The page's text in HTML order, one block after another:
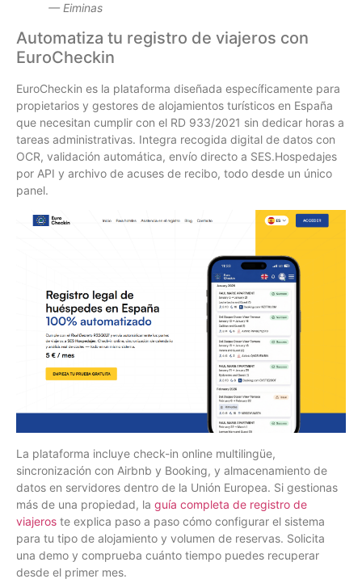
— Eiminas
Automatiza tu registro de viajeros con
EuroCheckin
EuroCheckin es la plataforma diseñada específicamente para
propietarios y gestores de alojamientos turísticos en España
que necesitan cumplir con el RD 933/2021 sin dedicar horas a
tareas administrativas. Integra recogida digital de datos con
OCR, validación automática, envío directo a SES.Hospedajes
por API y archivo de acuses de recibo, todo desde un único
panel.
La plataforma incluye check-in online multilingüe,
sincronización con Airbnb y Booking, y almacenamiento de
datos en servidores dentro de la Unión Europea. Si gestionas
más de una propiedad, la guía completa de registro de
viajeros te explica paso a paso cómo configurar el sistema
para tu tipo de alojamiento y volumen de reservas. Solicita
una demo y comprueba cuánto tiempo puedes recuperar
desde el primer mes.